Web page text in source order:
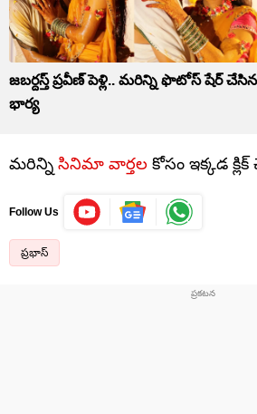
జబర్దస్త్ ప్రవీణ్ పెళ్లి.. మరిన్ని ఫొటోస్ షేర్ చేసిన
భార్య
మరిన్ని సినిమా వార్తల కోసం ఇక్కడ
Follow Us
ప్రభాస్